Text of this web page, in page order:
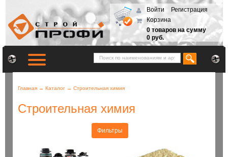
Войти
Регистрация
Корзина
0 товаров на сумму
0 руб.
Главная → Каталог → Строительная химия
Строительная химия
Фильтры